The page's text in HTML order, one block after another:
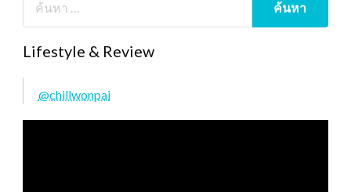
Lifestyle & Review
@chillwonpai